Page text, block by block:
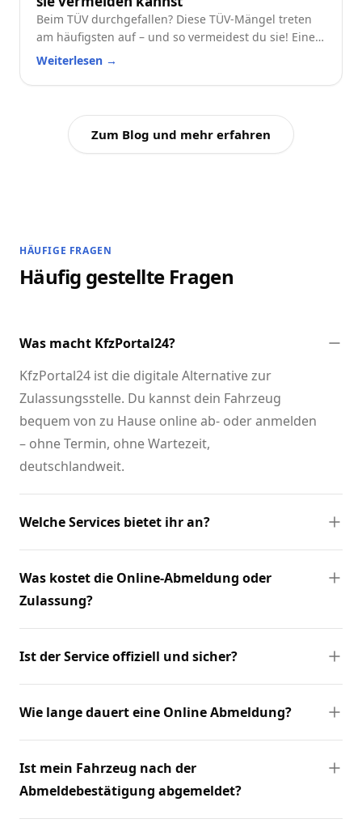
Beim TÜV durchgefallen? Diese TÜV-Mängel treten
am häufigsten auf – und so vermeidest du sie! Eine
praktische Checkliste für alle Autofahrer.
Weiterlesen →
Zum Blog und mehr erfahren
HÄUFIGE FRAGEN
Häufig gestellte Fragen
Was macht KfzPortal24?
KfzPortal24 ist die digitale Alternative zur
Zulassungsstelle. Du kannst dein Fahrzeug
bequem von zu Hause online ab- oder anmelden
– ohne Termin, ohne Wartezeit,
deutschlandweit.
Welche Services bietet ihr an?
Was kostet die Online-Abmeldung oder
Zulassung?
Ist der Service offiziell und sicher?
Wie lange dauert eine Online Abmeldung?
Ist mein Fahrzeug nach der
Abmeldebestätigung abgemeldet?